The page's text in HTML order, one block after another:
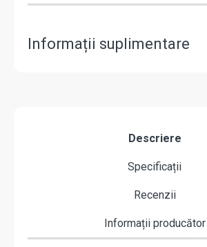
Informații suplimentare
Descriere
Specificații
Recenzii
Informații producător